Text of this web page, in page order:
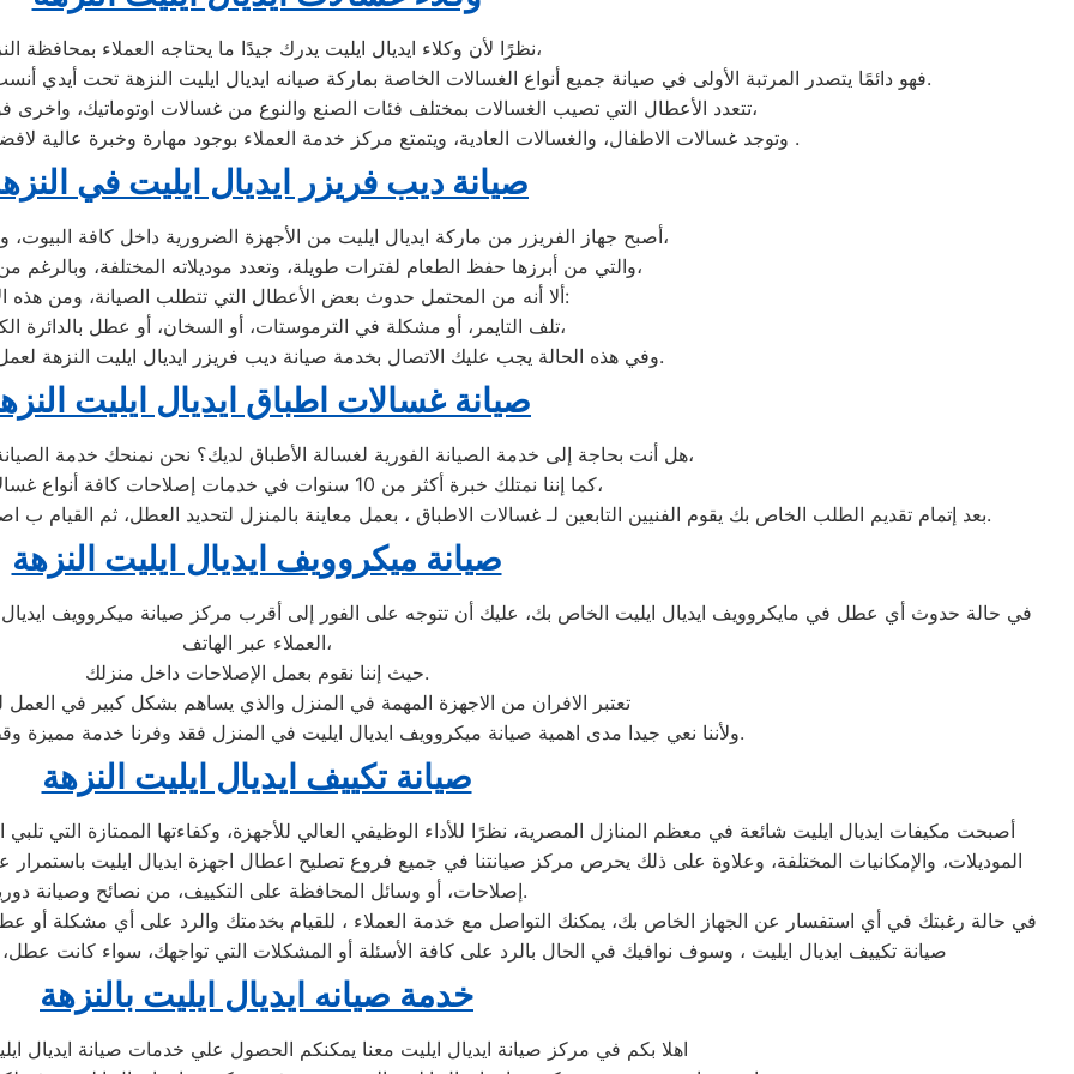
نظرًا لأن وكلاء ايديال ايليت يدرك جيدًا ما يحتاجه العملاء بمحافظة النزهة،
فهو دائمًا يتصدر المرتبة الأولى في صيانة جميع أنواع الغسالات الخاصة بماركة صيانه ايديال ايليت النزهة تحت أيدي أنسب النزهة، مع مراعاة توفير أفضل خدمات الدعم الفنى.
تتعدد الأعطال التي تصيب الغسالات بمختلف فئات الصنع والنوع من غسالات اوتوماتيك، واخرى فوق اوتوماتيك، والنصف اتوماتيك،
وتوجد غسالات الاطفال، والغسالات العادية، ويتمتع مركز خدمة العملاء بوجود مهارة وخبرة عالية لافضل ارقام اعطال غسالات ايديال ايليت .
صيانة ديب فريزر ايديال ايليت في
أصبح جهاز الفريزر من ماركة ايديال ايليت من الأجهزة الضرورية داخل كافة البيوت، وفقًا لمميزاته العديدة،
والتي من أبرزها حفظ الطعام لفترات طويلة، وتعدد موديلاته المختلفة، وبالرغم من مميزاته العديدة،
ألا أنه من المحتمل حدوث بعض الأعطال التي تتطلب الصيانة، ومن هذه الأعطال:
تلف التايمر، أو مشكلة في الترموستات، أو السخان، أو عطل بالدائرة الكهربائية،
وفي هذه الحالة يجب عليك الاتصال بخدمة صيانة ديب فريزر ايديال ايليت النزهة لعمل الإصلاحات اللازمة.
صيانة غسالات اطباق ايديال ايليت
هل أنت بحاجة إلى خدمة الصيانة الفورية لغسالة الأطباق لديك؟ نحن نمنحك خدمة الصيانة الفورية التي ترغب بها،
كما إننا نمتلك خبرة أكثر من 10 سنوات في خدمات إصلاحات كافة أنواع غسالات الأطباق،
بعد إتمام تقديم الطلب الخاص بك يقوم الفنيين التابعين لـ غسالات الاطباق ، بعمل معاينة بالمنزل لتحديد العطل، ثم القيام ب اصلاح غسالات اطباق ايديال ايليت دون سحب الجهاز إلى الوكلاء.
صيانة ميكروويف ايديال ايليت النزهة
في حالة حدوث أي عطل في مايكروويف ايديال ايليت الخاص بك، عليك أن تتوجه على الفور إلى أقرب مركز صيانة ميكروويف
العملاء عبر الهاتف،
حيث إننا نقوم بعمل الإصلاحات داخل منزلك.
تعتبر الافران من الاجهزة المهمة في المنزل والذي يساهم بشكل كبير في العمل
ولأننا نعي جيدا مدى اهمية صيانة ميكروويف ايديال ايليت في المنزل فقد وفرنا خدمة مميزة وقطع غيار اصلية لكافة الأعطال.
صيانة تكييف ايديال ايليت النزهة
أصبحت مكيفات ايديال ايليت شائعة في معظم المنازل المصرية، نظرًا للأداء الوظيفي العالي للأجهزة، وكفاءتها الممتازة التي
الموديلات، والإمكانيات المختلفة، وعلاوة على ذلك يحرص مركز صيانتنا في جميع فروع تصليح اعطال اجهزة ايديال ايليت
إصلاحات، أو وسائل المحافظة على التكييف، من نصائح وصيانة دورية.
في حالة رغبتك في أي استفسار عن الجهاز الخاص بك، يمكنك التواصل مع خدمة العملاء ، للقيام بخدمتك والرد على أي مشكلة أو
صيانة تكييف ايديال ايليت ، وسوف نوافيك في الحال بالرد على كافة الأسئلة أو المشكلات التي تواجهك، سواء كانت
خدمة صيانه ايديال ايليت بالنزهة
اهلا بكم في مركز صيانة ايديال ايليت معنا يمكنكم الحصول علي خدمات صيانة ايديال